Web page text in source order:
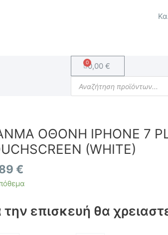
0,00 €
Cart
Products
search
ΟΘΟΝΗ IPHONE 7
(WHITE)
€
την επισκευή θα